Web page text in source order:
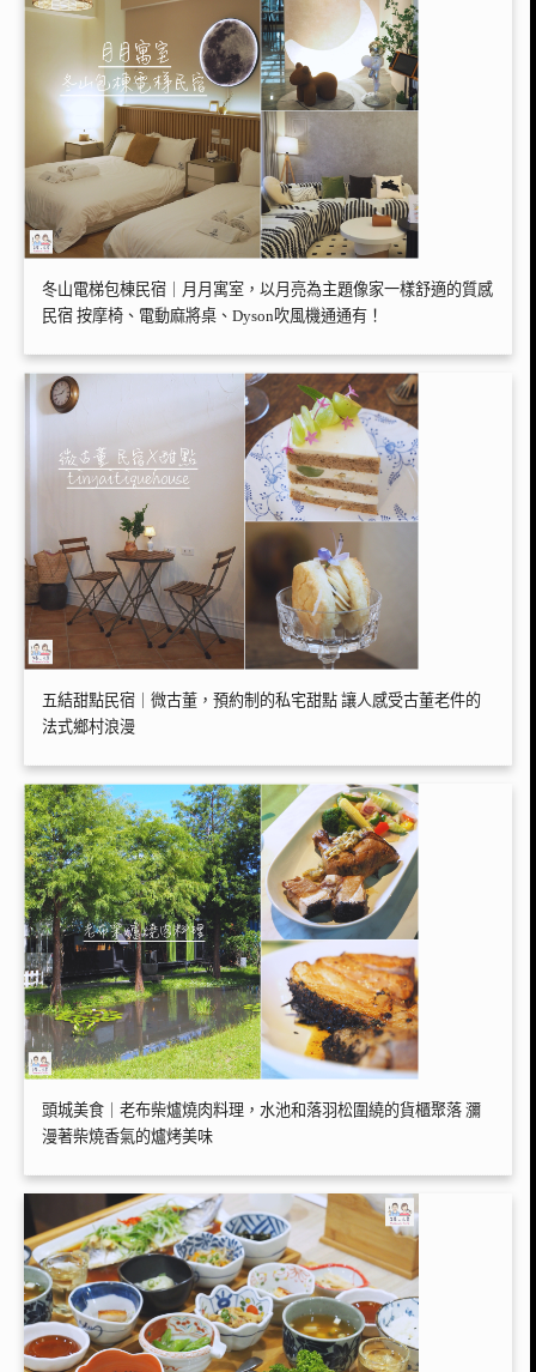
冬山電梯包棟民宿｜月月寓室，以月亮為主題像家一樣舒適的質感
民宿 按摩椅、電動麻將桌、Dyson吹風機通通有！
五結甜點民宿｜微古董，預約制的私宅甜點 讓人感受古董老件的
法式鄉村浪漫
頭城美食｜老布柴爐燒肉料理，水池和落羽松圍繞的貨櫃聚落 瀰
漫著柴燒香氣的爐烤美味